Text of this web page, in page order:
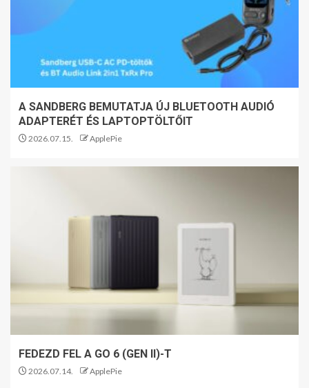
A SANDBERG BEMUTATJA ÚJ BLUETOOTH AUDIÓ
ADAPTERÉT ÉS LAPTOPTÖLTŐIT
2026.07.15. ApplePie
FEDEZD FEL A GO 6 (GEN II)-T
2026.07.14. ApplePie